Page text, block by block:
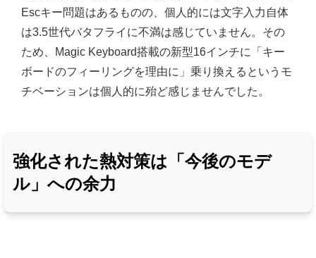
Escキー問題はあるものの、個人的には文字入力自体
は3.5世代バタフライに不満は感じていません。その
ため、Magic Keyboard搭載の新型16インチに「キー
ボードのフィーリングを理由に」乗り換えるというモ
チベーションは個人的に殆ど感じませんでした。
強化された熱対策は「今後のモデ
ル」への余力